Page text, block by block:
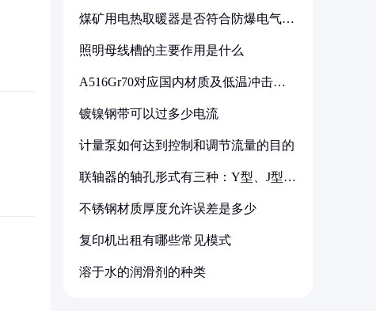
煤矿用电热取暖器是否符合防爆电气设
照明母线槽的主要作用是什么
A516Gr70对应国内材质及低温冲击要
镀镍钢带可以过多少电流
计量泵如何达到控制和调节流量的目的
联轴器的轴孔形式有三种：Y型、J型、
不锈钢材质厚度允许误差是多少
复印机出租有哪些常见模式
溶于水的润滑剂的种类